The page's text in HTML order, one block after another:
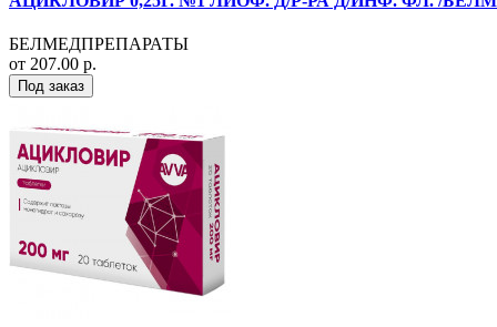
БЕЛМЕДПРЕПАРАТЫ
от 207.00 р.
Под заказ